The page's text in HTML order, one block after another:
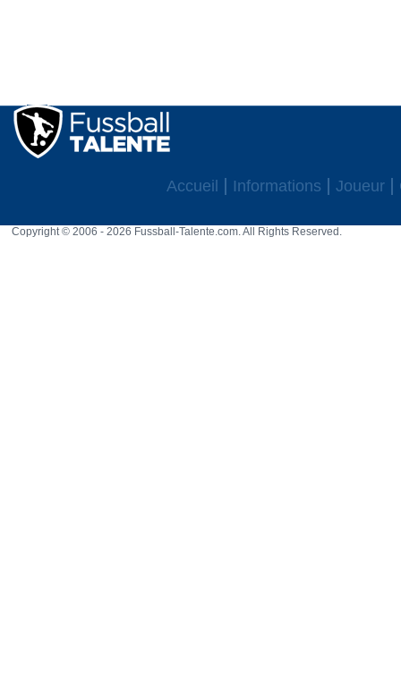
Accueil Informations Joueur
Copyright © 2006 - 2026 Fussball-Talente.com. All Rights Reserved.